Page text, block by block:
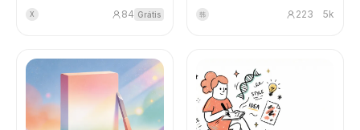
entrevistas com fundadores,
estudos de caso de
setoriais. Não se trata
apenas de polir artigos, mas
de reproduzir
completamente o processo
de produção de reportagens
X 84 Grátis
passo para escrever o artigo
ideal no estilo 新世相, por
韩 223 5k